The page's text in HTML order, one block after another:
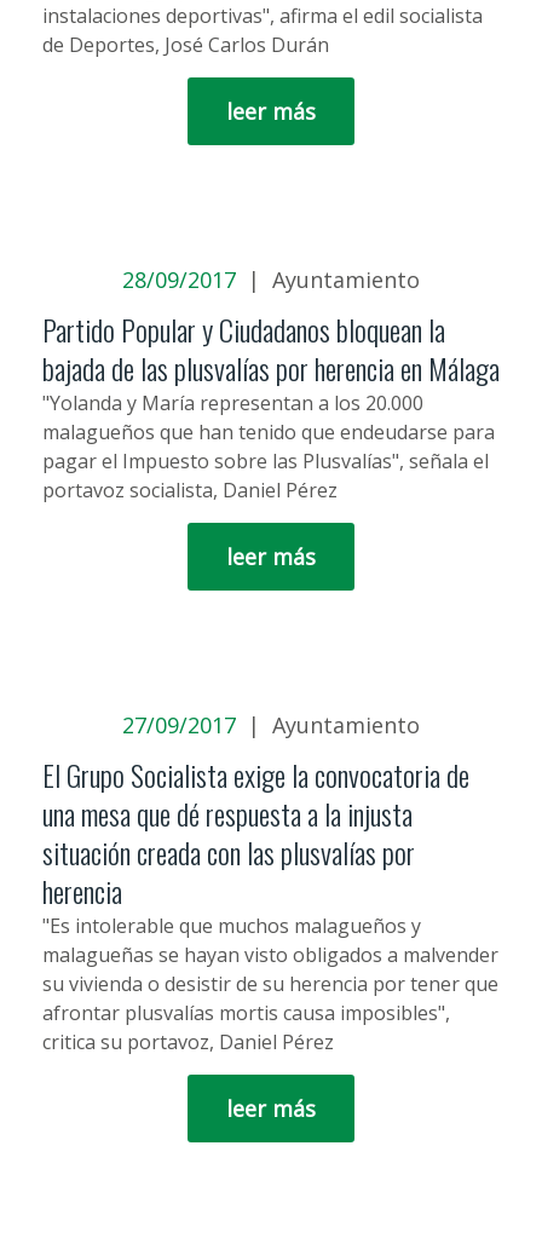
instalaciones deportivas", afirma el edil socialista
de Deportes, José Carlos Durán
leer más
28/09/2017 | Ayuntamiento
Partido Popular y Ciudadanos bloquean la
bajada de las plusvalías por herencia en Málaga
"Yolanda y María representan a los 20.000
malagueños que han tenido que endeudarse para
pagar el Impuesto sobre las Plusvalías", señala el
portavoz socialista, Daniel Pérez
leer más
27/09/2017 | Ayuntamiento
El Grupo Socialista exige la convocatoria de
una mesa que dé respuesta a la injusta
situación creada con las plusvalías por
herencia
"Es intolerable que muchos malagueños y
malagueñas se hayan visto obligados a malvender
su vivienda o desistir de su herencia por tener que
afrontar plusvalías mortis causa imposibles",
critica su portavoz, Daniel Pérez
leer más